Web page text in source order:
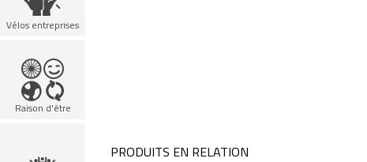
Vélos entreprises
Raison d'être
PRODUITS EN RELATION